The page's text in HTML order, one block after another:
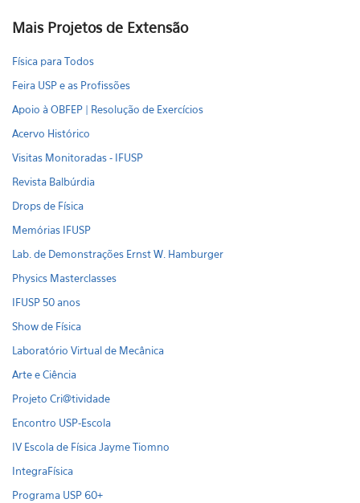
Mais Projetos de Extensão
Física para Todos
Feira USP e as Profissões
Apoio à OBFEP | Resolução de Exercícios
Acervo Histórico
Visitas Monitoradas - IFUSP
Revista Balbúrdia
Drops de Física
Memórias IFUSP
Lab. de Demonstrações Ernst W. Hamburger
Physics Masterclasses
IFUSP 50 anos
Show de Física
Laboratório Virtual de Mecânica
Arte e Ciência
Projeto Cri@tividade
Encontro USP-Escola
IV Escola de Física Jayme Tiomno
IntegraFísica
Programa USP 60+